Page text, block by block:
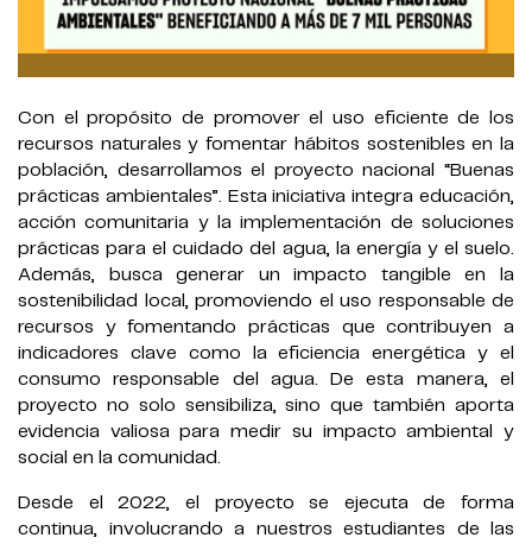
Con el propósito de promover el uso eficiente de los
recursos naturales y fomentar hábitos sostenibles en la
población, desarrollamos el proyecto nacional “Buenas
prácticas ambientales”. Esta iniciativa integra educación,
acción comunitaria y la implementación de soluciones
prácticas para el cuidado del agua, la energía y el suelo.
Además, busca generar un impacto tangible en la
sostenibilidad local, promoviendo el uso responsable de
recursos y fomentando prácticas que contribuyen a
indicadores clave como la eficiencia energética y el
consumo responsable del agua. De esta manera, el
proyecto no solo sensibiliza, sino que también aporta
evidencia valiosa para medir su impacto ambiental y
social en la comunidad.
Desde el 2022, el proyecto se ejecuta de forma
continua, involucrando a nuestros estudiantes de las